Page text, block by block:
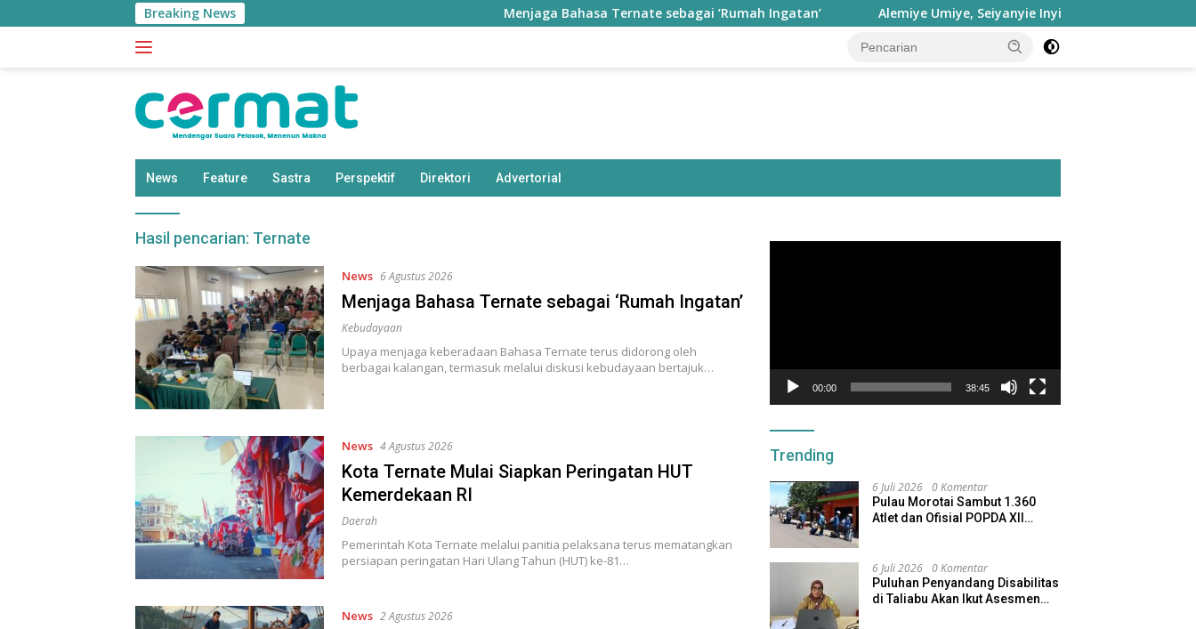
ke
Breaking News Menjaga Bahasa Ternate sebagai ‘Rumah Ingatan’ Alemiye Umiye, Seiyanyie Inyie: Falsafah Hatuhaha dan
News Feature Sastra Perspektif Direktori Advertorial
Hasil pencarian: Ternate
News 6 Agustus 2026
Menjaga Bahasa Ternate sebagai ‘Rumah Ingatan’
Kebudayaan
Upaya menjaga keberadaan Bahasa Ternate terus didorong oleh
berbagai kalangan, termasuk melalui diskusi kebudayaan bertajuk…
News 4 Agustus 2026
Kota Ternate Mulai Siapkan Peringatan HUT
Kemerdekaan RI
Daerah
Pemerintah Kota Ternate melalui panitia pelaksana terus mematangkan
persiapan peringatan Hari Ulang Tahun (HUT) ke-81…
News 2 Agustus 2026
00:00 38:45
Trending
6 Juli 2026 0 Komentar
Pulau Morotai Sambut 1.360
Atlet dan Ofisial POPDA XII
6 Juli 2026 0 Komentar
Puluhan Penyandang Disabilitas
di Taliabu Akan Ikut Asesmen